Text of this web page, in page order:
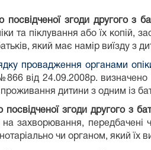
посвідченої згоди другого з
та піклування або їх копій,
який має намір виїзду з
провадження органами
№866 від 24.09.2008р.
дитини з одним із
згоди другого з
на захворювання, передбачені
чи органом, який їх